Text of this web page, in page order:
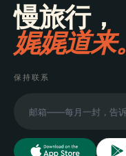
慢旅行，
娓娓道来。
保持联系